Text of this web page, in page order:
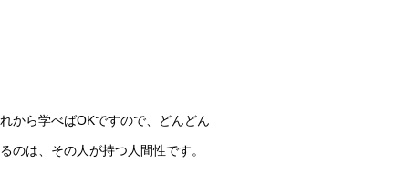
から学べばOKですので、どんどん
は、その人が持つ人間性です。